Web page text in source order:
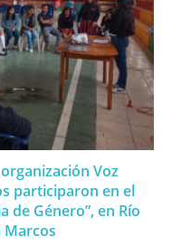
Voz
participaron en el
de Género”, en Río
Marcos